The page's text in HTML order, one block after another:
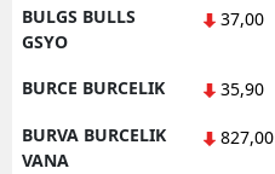
BULGS BULLS
GSYO
37,00
BURCE BURCELIK 35,90
BURVA BURCELIK
VANA
827,00